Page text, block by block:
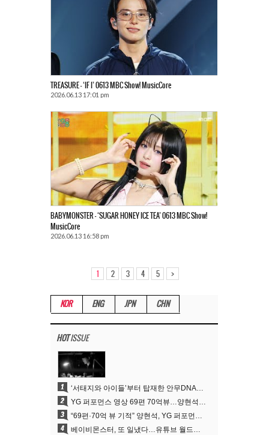
TREASURE – ‘IF I’ 0613 MBC Show! MusicCore
2026.06.13 17:01 pm
BABYMONSTER – ‘SUGAR HONEY ICE TEA’ 0613 MBC Show!
MusicCore
2026.06.13 16:58 pm
2 3 4 5 >
KOR ENG JPN CHN
HOTISSUE
1 ‘서태지와 아이들’부터 탑재한 안무DNA…양현석, YG 퍼포먼스 비디오 70억 뷰 신화의 시작
2 YG 퍼포먼스 영상 69편 70억뷰…양현석 제작 철학 통했다
3 “69편·70억 뷰 기적” 양현석, YG 퍼포먼스 비디오 100% 직접 만든 이유
4 베이비몬스터, 또 일냈다…유튜브 월드와이드 1위